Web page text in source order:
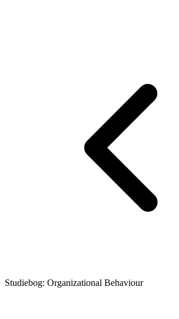
Studiebog: Organizational Behaviour